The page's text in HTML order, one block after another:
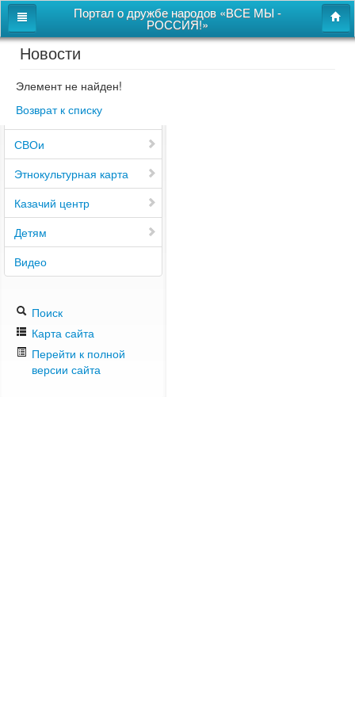
Портал о дружбе народов «ВСЕ МЫ -
РОССИЯ!»
Главная
Дом дружбы народов
Новости
СВОи
Этнокультурная карта
Казачий центр
Детям
Видео
Поиск
Карта сайта
Перейти к полной
версии сайта
Новости
Элемент не найден!
Возврат к списку